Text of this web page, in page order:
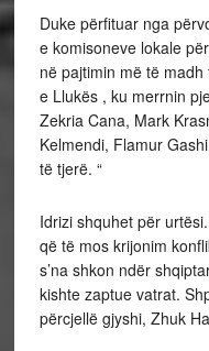
Duke përfituar nga
e komisoneve lokale
në pajtimin më të
e Llukës , ku merrnin
Zekria Cana, Mark
Kelmendi, Flamur
të tjerë. “
Idrizi shquhet për
që të mos krijonim
s’na shkon ndër
kishte zaptue vatrat.
përcjellë gjyshi, Zhuk